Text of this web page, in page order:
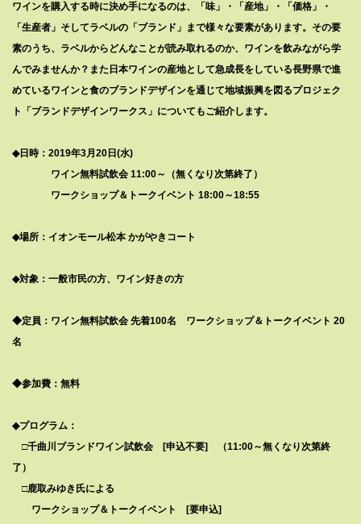
ワインを購入する時に決め手になるのは、「味」・「産地」・「価格」・
「生産者」そしてラベルの「ブランド」まで様々な要素があります。その要
素のうち、ラベルからどんなことが読み取れるのか、ワインを飲みながら学
んでみませんか？また日本ワインの産地として急成長をしている長野県で進
めているワインと食のブランドデザインを通じて地域振興を図るプロジェク
ト「ブランドデザインワークス」についてもご紹介します。
◆日時：2019年3月20日(水)
ワイン無料試飲会 11:00～（無くなり次第終了）
ワークショップ＆トークイベント 18:00～18:55
◆場所：イオンモール松本 かがやきコート
◆対象：一般市民の方、ワイン好きの方
◆定員：ワイン無料試飲会 先着100名 ワークショップ＆トークイベント 20
名
◆参加費：無料
◆プログラム：
□千曲川ブランドワイン試飲会 [申込不要] （11:00～無くなり次第終
了）
□鹿取みゆき氏による
ワークショップ＆トークイベント [要申込]